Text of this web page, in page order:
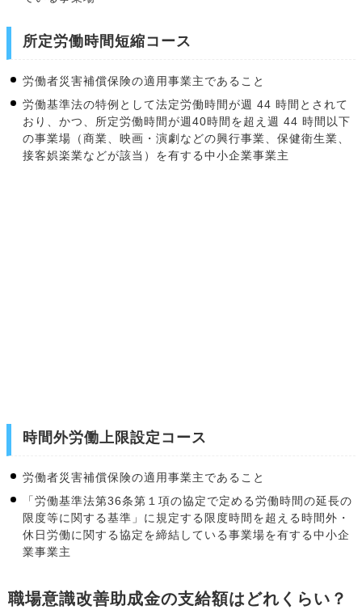
所定労働時間短縮コース
労働者災害補償保険の適用事業主であること
労働基準法の特例として法定労働時間が週 44 時間とされて
おり、かつ、所定労働時間が週40時間を超え週 44 時間以下
の事業場（商業、映画・演劇などの興行事業、保健衛生業、
接客娯楽業などが該当）を有する中小企業事業主
時間外労働上限設定コース
労働者災害補償保険の適用事業主であること
「労働基準法第36条第１項の協定で定める労働時間の延長の
限度等に関する基準」に規定する限度時間を超える時間外・
休日労働に関する協定を締結している事業場を有する中小企
業事業主
職場意識改善助成金の支給額はどれくらい？